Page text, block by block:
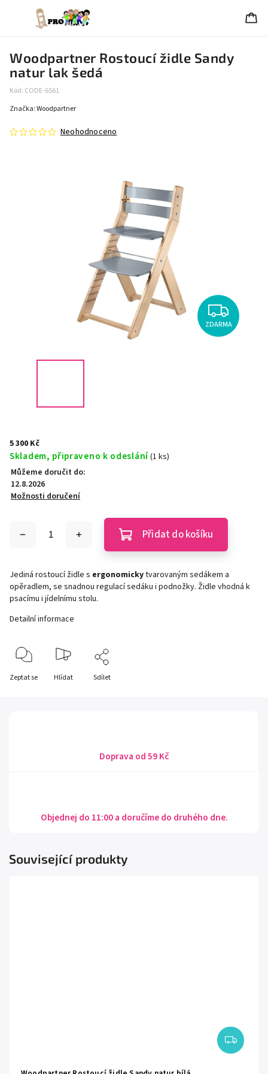
Woodpartner Rostoucí židle Sandy
natur lak šedá
Kód: CODE-6561
Neohodnoceno
Značka:Woodpartner
ZDARMA
5 300 Kč
Skladem, připraveno k odeslání(1 ks)
Můžeme doručit do:
12.8.2026
Možnosti doručení
Přidat do košíku
Jediná rostoucí židle s ergonomickytvarovaným sedákem a
opěradlem, se snadnou regulací sedáku i podnožky. Židle vhodná k
psacímu i jídelnímu stolu.
Detailní informace
Zeptat se Hlídat Sdílet
Doprava od 59 Kč
Objednej do 11:00 a doručíme do druhého dne.
Související produkty